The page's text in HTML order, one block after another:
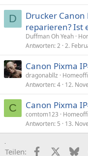
D
Drucker Canon
reparieren? Ist
Duffman Oh Yeah
Antworten 2 2.
Canon Pixma
dragonabllz
Antworten 4 12.
C Canon Pixma
comtom123
Antworten 5 13.
Teilen: Facebook
X